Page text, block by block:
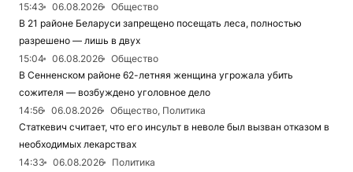
15:43
06.08.2026
Общество
В 21 районе Беларуси запрещено посещать леса, полностью
разрешено — лишь в двух
15:04
06.08.2026
Общество
В Сенненском районе 62-летняя женщина угрожала убить
сожителя — возбуждено уголовное дело
14:56
06.08.2026
Общество, Политика
Статкевич считает, что его инсульт в неволе был вызван отказом в
необходимых лекарствах
14:33
06.08.2026
Политика